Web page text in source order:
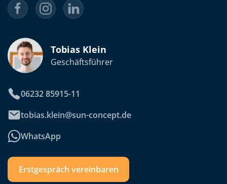
Tobias Klein
Geschäftsführer
06232 85915-11
tobias.klein@sun-concept.de
WhatsApp
Erstgespräch vereinbaren